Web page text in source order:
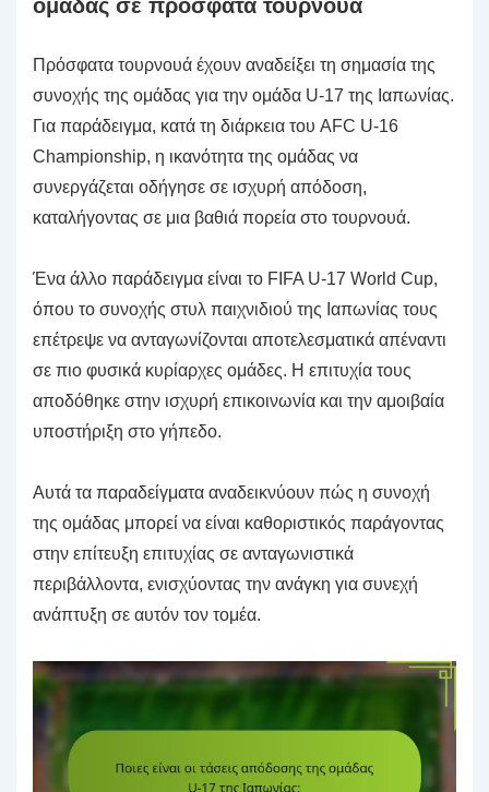
ομάδας σε πρόσφατα τουρνουά
Πρόσφατα τουρνουά έχουν αναδείξει τη σημασία της
συνοχής της ομάδας για την ομάδα U-17 της Ιαπωνίας.
Για παράδειγμα, κατά τη διάρκεια του AFC U-16
Championship, η ικανότητα της ομάδας να
συνεργάζεται οδήγησε σε ισχυρή απόδοση,
καταλήγοντας σε μια βαθιά πορεία στο τουρνουά.
Ένα άλλο παράδειγμα είναι το FIFA U-17 World Cup,
όπου το συνοχής στυλ παιχνιδιού της Ιαπωνίας τους
επέτρεψε να ανταγωνίζονται αποτελεσματικά απέναντι
σε πιο φυσικά κυρίαρχες ομάδες. Η επιτυχία τους
αποδόθηκε στην ισχυρή επικοινωνία και την αμοιβαία
υποστήριξη στο γήπεδο.
Αυτά τα παραδείγματα αναδεικνύουν πώς η συνοχή
της ομάδας μπορεί να είναι καθοριστικός παράγοντας
στην επίτευξη επιτυχίας σε ανταγωνιστικά
περιβάλλοντα, ενισχύοντας την ανάγκη για συνεχή
ανάπτυξη σε αυτόν τον τομέα.